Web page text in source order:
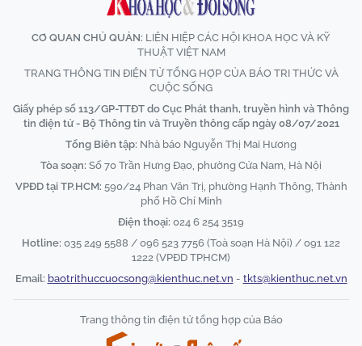
CƠ QUAN CHỦ QUẢN: LIÊN HIỆP CÁC HỘI KHOA HỌC VÀ KỸ
THUẬT VIỆT NAM
TRANG THÔNG TIN ĐIỆN TỬ TỔNG HỢP CỦA BÁO TRI THỨC VÀ
CUỘC SỐNG
Giấy phép số 113/GP-TTĐT do Cục Phát thanh, truyền hình và Thông
tin điện tử - Bộ Thông tin và Truyền thông cấp ngày 08/07/2021
Tổng Biên tập: Nhà báo Nguyễn Thị Mai Hương
Tòa soạn: Số 70 Trần Hưng Đạo, phường Cửa Nam, Hà Nội
VPĐD tại TP.HCM: 590/24 Phan Văn Trị, phường Hạnh Thông, Thành
phố Hồ Chí Minh
Điện thoại: 024 6 254 3519
Hotline: 035 249 5588 / 096 523 7756 (Toà soạn Hà Nội) / 091 122
1222 (VPĐD TPHCM)
Email: baotrithuccuocsong@kienthuc.net.vn - tkts@kienthuc.net.vn
Trang thông tin điện tử tổng hợp của Báo